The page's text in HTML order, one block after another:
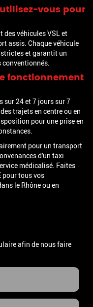
vous pour
véhicules VSL et
assis. Chaque véhicule
et garantit un
fonctionnement
sur 24 et 7 jours sur 7
trajets en centre ou en
pour une prise en
pour un transport
d'un taxi
médicalisé. Faites
pour tous vos
le Rhône ou en
afin de nous faire